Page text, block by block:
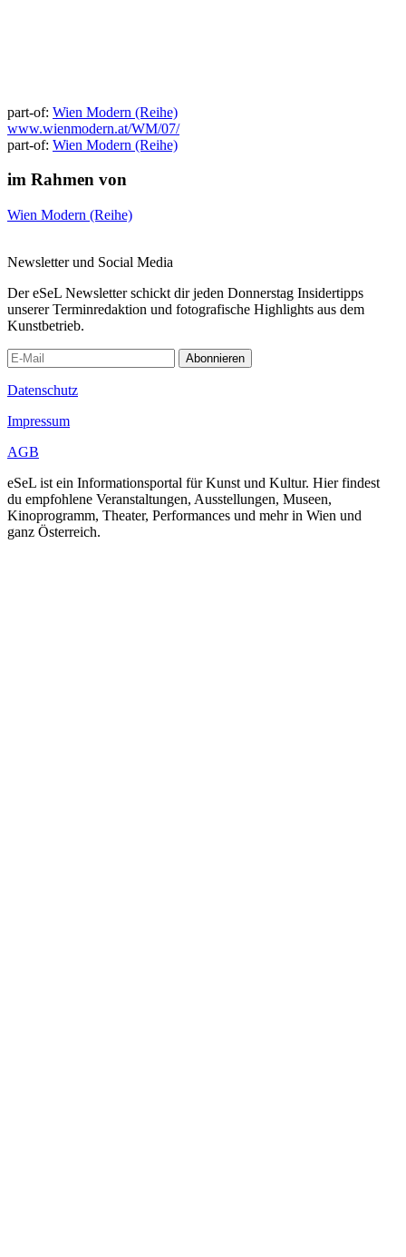
part-of: Wien Modern (Reihe)
www.wienmodern.at/WM/07/
part-of: Wien Modern (Reihe)
im Rahmen von
Wien Modern (Reihe)
Newsletter und Social Media
Der eSeL Newsletter schickt dir jeden Donnerstag Insidertipps
unserer Terminredaktion und fotografische Highlights aus dem
Kunstbetrieb.
Abonnieren
Datenschutz
Impressum
AGB
eSeL ist ein Informationsportal für Kunst und Kultur. Hier findest
du empfohlene Veranstaltungen, Ausstellungen, Museen,
Kinoprogramm, Theater, Performances und mehr in Wien und
ganz Österreich.